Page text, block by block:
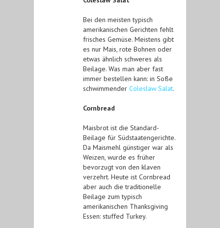
Bei den meisten typisch
amerikanischen Gerichten fehlt
frisches Gemüse. Meistens gibt
es nur Mais, rote Bohnen oder
etwas ähnlich schweres als
Beilage. Was man aber fast
immer bestellen kann: in Soße
schwimmender Coleslaw Salat.
Cornbread
Maisbrot ist die Standard-
Beilage für Südstaatengerichte.
Da Maismehl günstiger war als
Weizen, wurde es früher
bevorzugt von den klaven
verzehrt. Heute ist Cornbread
aber auch die traditionelle
Beilage zum typisch
amerikanischen Thanksgiving
Essen: stuffed Turkey.